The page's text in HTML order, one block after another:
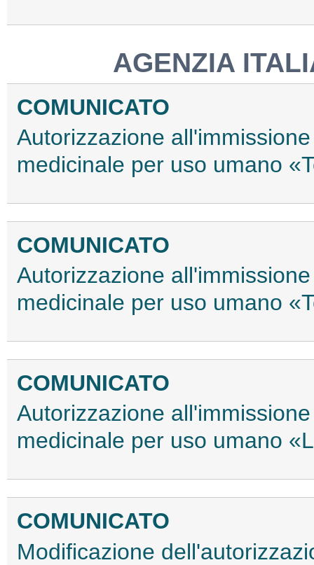
AGENZIA
COMUNICATO
Autorizzazione
medicinale per uso umano
COMUNICATO
Autorizzazione
medicinale per uso umano
COMUNICATO
Autorizzazione
medicinale per uso umano
COMUNICATO
Modificazione